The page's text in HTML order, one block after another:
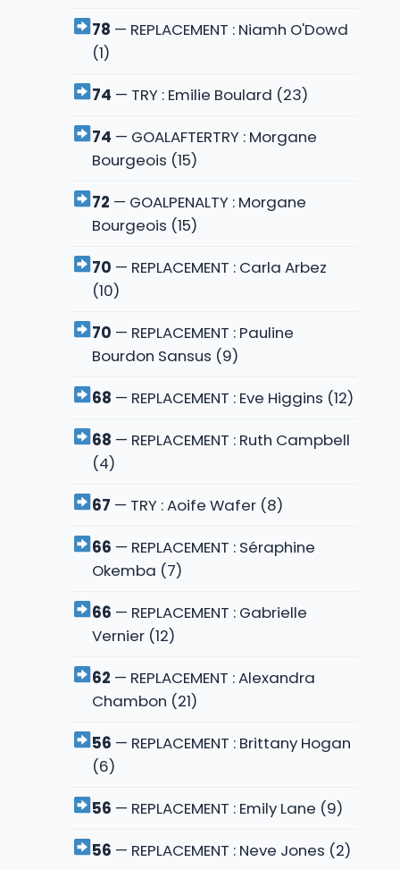
78 — REPLACEMENT : Niamh O'Dowd
(1)
74 — TRY : Emilie Boulard (23)
74 — GOALAFTERTRY : Morgane
Bourgeois (15)
72 — GOALPENALTY : Morgane
Bourgeois (15)
70 — REPLACEMENT : Carla Arbez
(10)
70 — REPLACEMENT : Pauline
Bourdon Sansus (9)
68 — REPLACEMENT : Eve Higgins (12)
68 — REPLACEMENT : Ruth Campbell
(4)
67 — TRY : Aoife Wafer (8)
66 — REPLACEMENT : Séraphine
Okemba (7)
66 — REPLACEMENT : Gabrielle
Vernier (12)
62 — REPLACEMENT : Alexandra
Chambon (21)
56 — REPLACEMENT : Brittany Hogan
(6)
56 — REPLACEMENT : Emily Lane (9)
56 — REPLACEMENT : Neve Jones (2)